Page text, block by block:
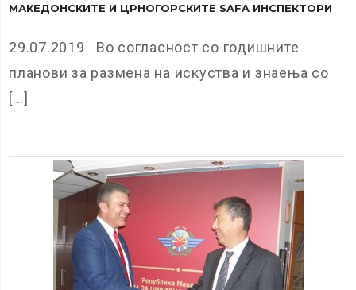
МАКЕДОНСКИТЕ И ЦРНОГОРСКИТЕ SAFA ИНСПЕКТОРИ
29.07.2019 Во согласност со годишните
планови за размена на искуства и знаења со
[...]